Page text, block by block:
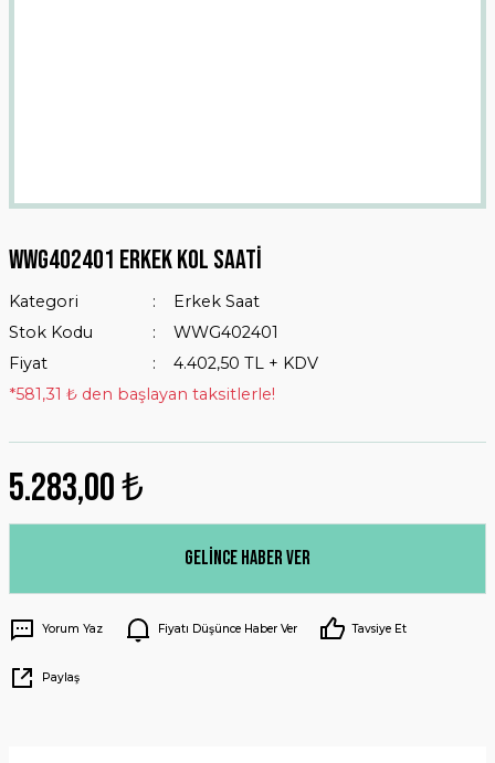
WWG402401 Erkek Kol Saati
Kategori
Erkek Saat
Stok Kodu
WWG402401
Fiyat
4.402,50 TL + KDV
*581,31 ₺ den başlayan taksitlerle!
5.283,00 ₺
Gelince Haber Ver
Yorum Yaz Fiyatı Düşünce Haber Ver Tavsiye Et
Paylaş